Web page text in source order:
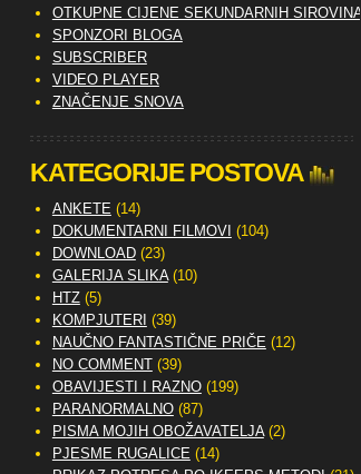
OTKUPNE CIJENE SEKUNDARNIH SIROVINA
SPONZORI BLOGA
SUBSCRIBER
VIDEO PLAYER
ZNAČENJE SNOVA
KATEGORIJE POSTOVA
ANKETE (14)
DOKUMENTARNI FILMOVI (104)
DOWNLOAD(23)
GALERIJA SLIKA(10)
HTZ(5)
KOMPJUTERI (39)
NAUČNO FANTASTIČNE PRIČE (12)
NO COMMENT(39)
OBAVIJESTI I RAZNO(199)
PARANORMALNO(87)
PISMA MOJIH OBOŽAVATELJA(2)
PJESME RUGALICE (14)